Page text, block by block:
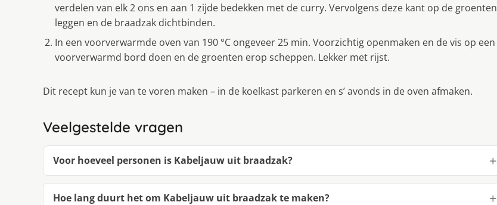
verdelen van elk 2 ons en aan 1 zijde bedekken met de curry. Vervolgens deze kant op de groenten
leggen en de braadzak dichtbinden.
In een voorverwarmde oven van 190 °C ongeveer 25 min. Voorzichtig openmaken en de vis op een
voorverwarmd bord doen en de groenten erop scheppen. Lekker met rijst.
Dit recept kun je van te voren maken – in de koelkast parkeren en s’ avonds in de oven afmaken.
Veelgestelde vragen
Voor hoeveel personen is Kabeljauw uit braadzak?
Hoe lang duurt het om Kabeljauw uit braadzak te maken?